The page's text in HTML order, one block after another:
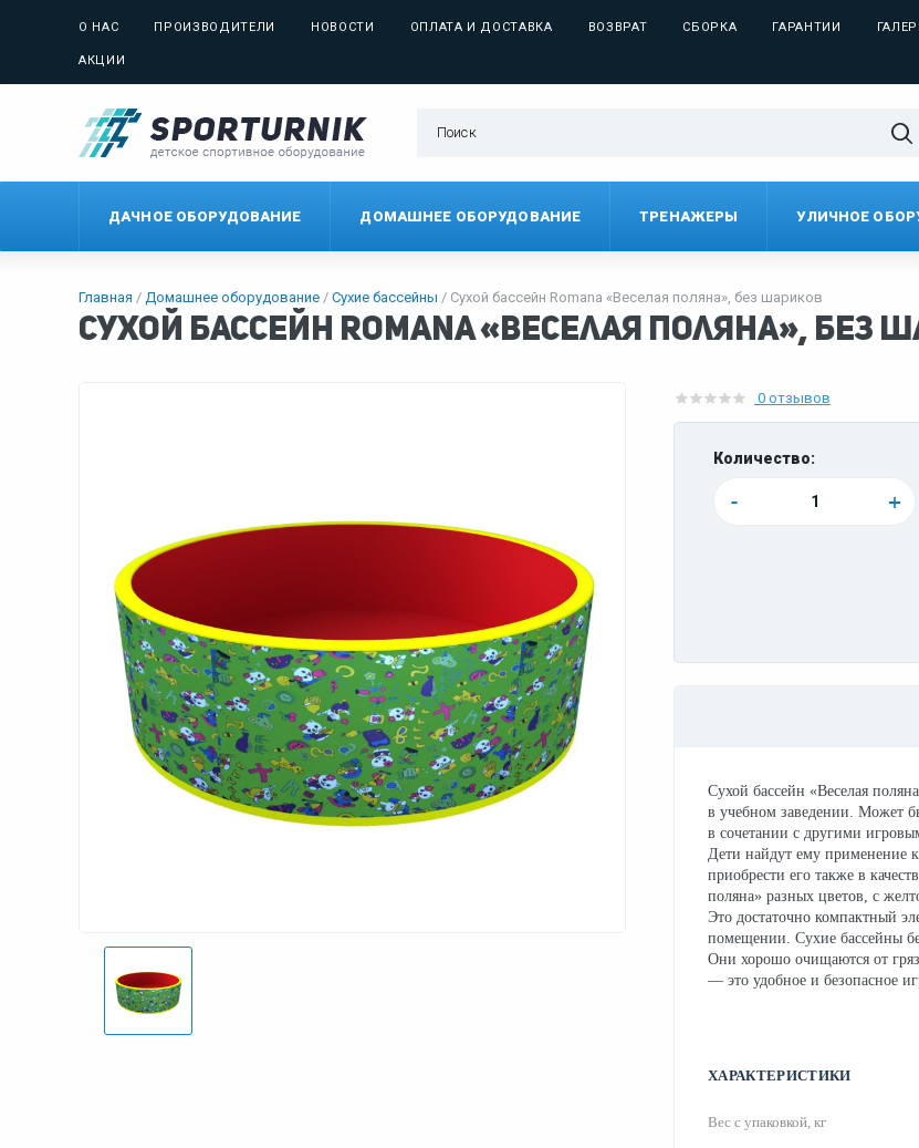
О НАС ПРОИЗВОДИТЕЛИ НОВОСТИ ОПЛАТА И ДОСТАВКА ВОЗВРАТ СБОРКА ГАРАНТИИ
АКЦИИ
ДАЧНОЕ ОБОРУДОВАНИЕ ДОМАШНЕЕ ОБОРУДОВАНИЕ ТРЕНАЖЕРЫ УЛИЧНОЕ
Главная Домашнее оборудование Сухие бассейны Сухой бассейн Romana «Веселая поляна», без шариков
Сухой бассейн Romana «Веселая поляна», без
0 отзывов
Количество:
- +
Сухой бассейн «Веселая
в учебном заведении. Может
в сочетании с другими
Дети найдут ему применение
приобрести его также в
поляна» разных цветов, с
Это достаточно компактный
помещении. Сухие бассейны
Они хорошо очищаются от
— это удобное и безопасное
ХАРАКТЕРИСТИКИ
Вес с упаковкой, кг